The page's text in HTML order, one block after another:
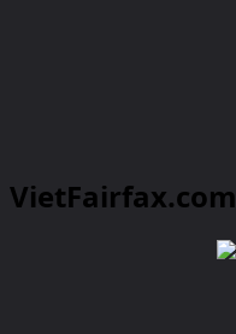
VietFairfax.com